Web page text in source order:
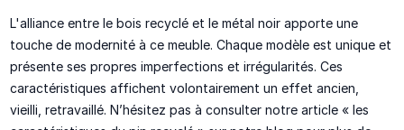
L'alliance entre le bois recyclé et le métal noir apporteune
touche de modernité à ce meuble. Chaque modèle estunique et
présente ses propres imperfections et irrégularités. Ces
caractéristiques affichent volontairement un effet ancien,
vieilli, retravaillé. N’hésitez pas à consulter notre article « les